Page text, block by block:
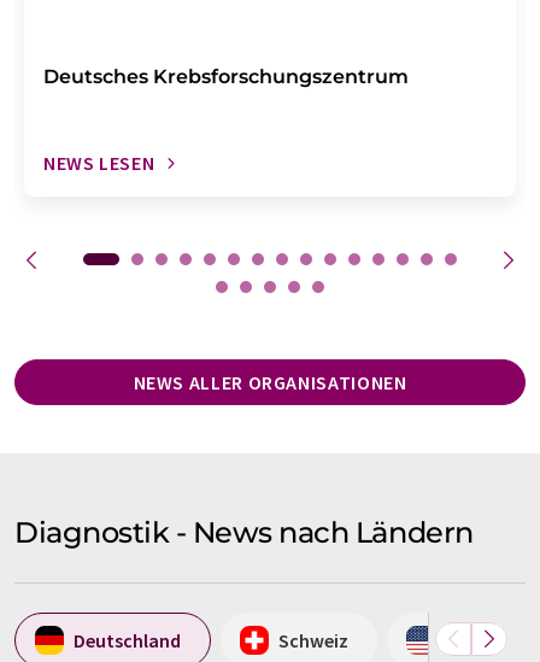
Deutsches Krebsforschungszentrum
NEWS LESEN
NEWS ALLER ORGANISATIONEN
Diagnostik - News nach Ländern
Deutschland Schweiz USA